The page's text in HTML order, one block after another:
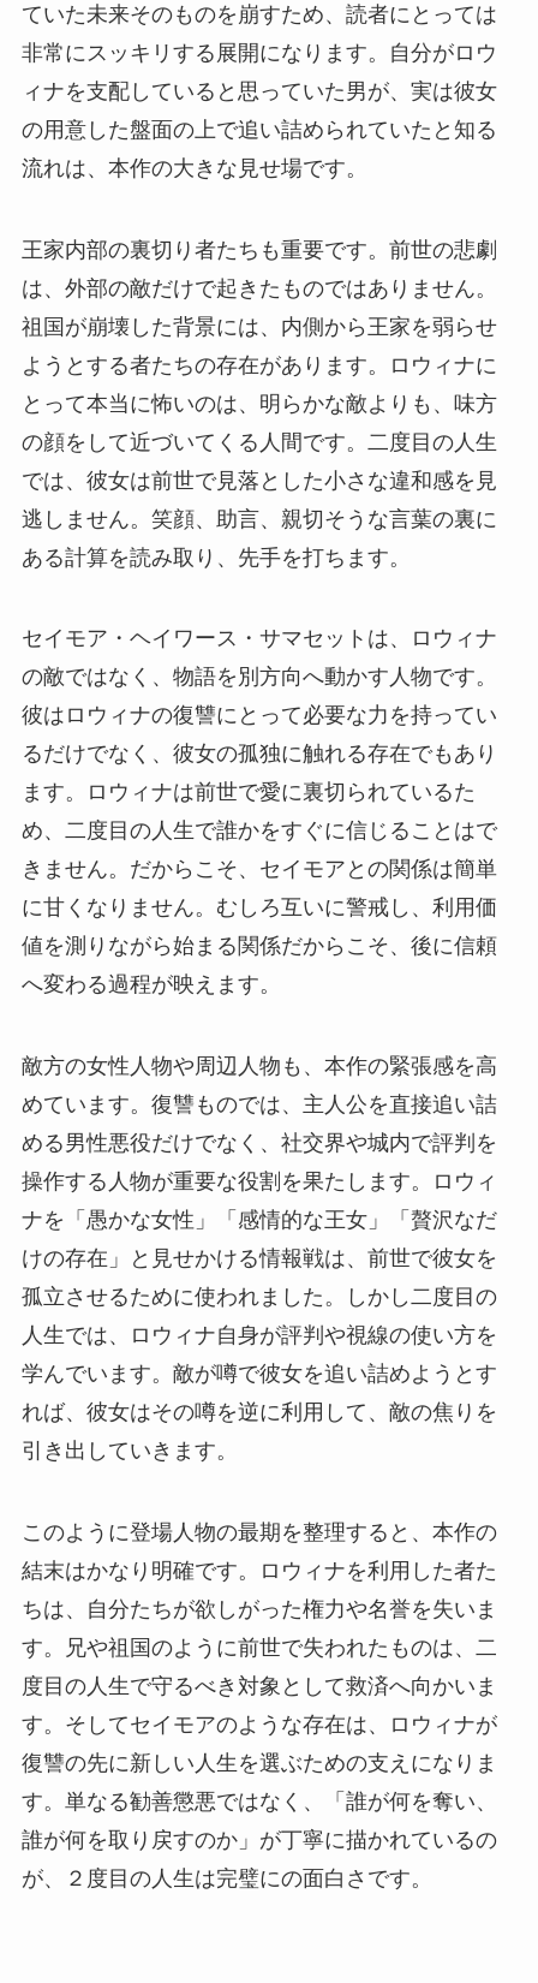
ていた未来そのものを崩すため、読者にとっては
非常にスッキリする展開になります。自分がロウ
ィナを支配していると思っていた男が、実は彼女
の用意した盤面の上で追い詰められていたと知る
流れは、本作の大きな見せ場です。
王家内部の裏切り者たちも重要です。前世の悲劇
は、外部の敵だけで起きたものではありません。
祖国が崩壊した背景には、内側から王家を弱らせ
ようとする者たちの存在があります。ロウィナに
とって本当に怖いのは、明らかな敵よりも、味方
の顔をして近づいてくる人間です。二度目の人生
では、彼女は前世で見落とした小さな違和感を見
逃しません。笑顔、助言、親切そうな言葉の裏に
ある計算を読み取り、先手を打ちます。
セイモア・ヘイワース・サマセットは、ロウィナ
の敵ではなく、物語を別方向へ動かす人物です。
彼はロウィナの復讐にとって必要な力を持ってい
るだけでなく、彼女の孤独に触れる存在でもあり
ます。ロウィナは前世で愛に裏切られているた
め、二度目の人生で誰かをすぐに信じることはで
きません。だからこそ、セイモアとの関係は簡単
に甘くなりません。むしろ互いに警戒し、利用価
値を測りながら始まる関係だからこそ、後に信頼
へ変わる過程が映えます。
敵方の女性人物や周辺人物も、本作の緊張感を高
めています。復讐ものでは、主人公を直接追い詰
める男性悪役だけでなく、社交界や城内で評判を
操作する人物が重要な役割を果たします。ロウィ
ナを「愚かな女性」「感情的な王女」「贅沢なだ
けの存在」と見せかける情報戦は、前世で彼女を
孤立させるために使われました。しかし二度目の
人生では、ロウィナ自身が評判や視線の使い方を
学んでいます。敵が噂で彼女を追い詰めようとす
れば、彼女はその噂を逆に利用して、敵の焦りを
引き出していきます。
このように登場人物の最期を整理すると、本作の
結末はかなり明確です。ロウィナを利用した者た
ちは、自分たちが欲しがった権力や名誉を失いま
す。兄や祖国のように前世で失われたものは、二
度目の人生で守るべき対象として救済へ向かいま
す。そしてセイモアのような存在は、ロウィナが
復讐の先に新しい人生を選ぶための支えになりま
す。単なる勧善懲悪ではなく、「誰が何を奪い、
誰が何を取り戻すのか」が丁寧に描かれているの
が、２度目の人生は完璧にの面白さです。